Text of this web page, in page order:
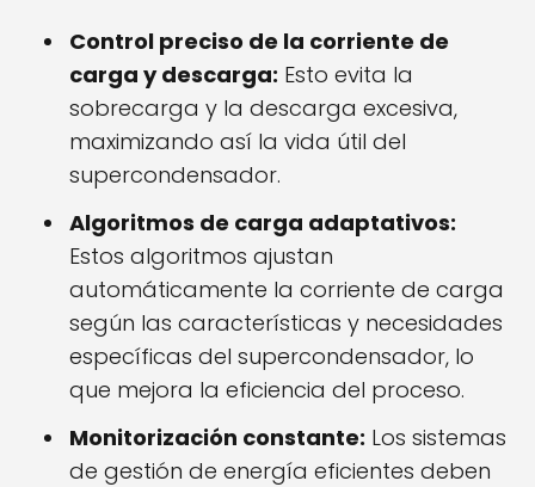
Control preciso de la corriente de
carga y descarga: Esto evita la
sobrecarga y la descarga excesiva,
maximizando así la vida útil del
supercondensador.
Algoritmos de carga adaptativos:
Estos algoritmos ajustan
automáticamente la corriente de carga
según las características y necesidades
específicas del supercondensador, lo
que mejora la eficiencia del proceso.
Monitorización constante: Los sistemas
de gestión de energía eficientes deben